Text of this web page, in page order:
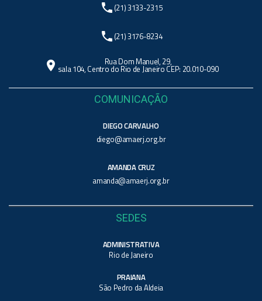
phone (21) 3133-2315
phone (21) 3176-8234
location_on Rua Dom Manuel, 29,
sala 104, Centro do Rio de Janeiro CEP: 20.010-090
COMUNICAÇÃO
DIEGO CARVALHO
diego@amaerj.org.br
AMANDA CRUZ
amanda@amaerj.org.br
SEDES
ADMINISTRATIVA
Rio de Janeiro
PRAIANA
São Pedro da Aldeia